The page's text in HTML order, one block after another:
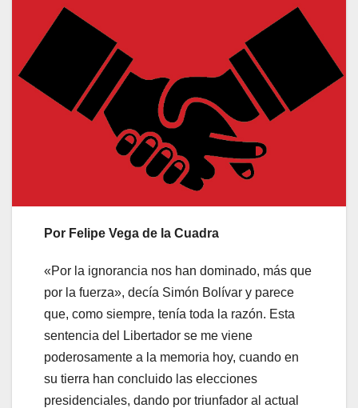
Por Felipe Vega de la Cuadra
«Por la ignorancia nos han dominado, más que
por la fuerza», decía Simón Bolívar y parece
que, como siempre, tenía toda la razón. Esta
sentencia del Libertador se me viene
poderosamente a la memoria hoy, cuando en
su tierra han concluido las elecciones
presidenciales, dando por triunfador al actual